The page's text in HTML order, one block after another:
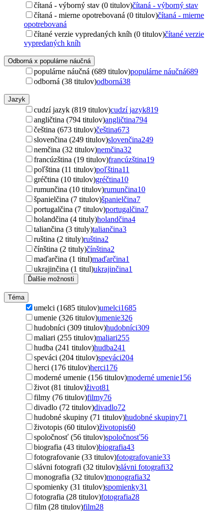
čítaná - výborný stav (0 titulov)čítaná - výborný stav
čítaná - mierne opotrebovaná (0 titulov)čítaná - mierne
opotrebovaná
čítané verzie vypredaných kníh (0 titulov)čítané verzie
vypredaných kníh
Odborná x populárne náučná
populárne náučná (689 titulov)populárne náučná689
odborná (38 titulov)odborná38
Jazyk
cudzí jazyk (819 titulov)cudzí jazyk819
angličtina (794 titulov)angličtina794
čeština (673 titulov)čeština673
slovenčina (249 titulov)slovenčina249
nemčina (32 titulov)nemčina32
francúzština (19 titulov)francúzština19
poľština (11 titulov)poľština11
gréčtina (10 titulov)gréčtina10
rumunčina (10 titulov)rumunčina10
španielčina (7 titulov)španielčina7
portugalčina (7 titulov)portugalčina7
holandčina (4 tituly)holandčina4
taliančina (3 tituly)taliančina3
ruština (2 tituly)ruština2
čínština (2 tituly)čínština2
maďarčina (1 titul)maďarčina1
ukrajinčina (1 titul)ukrajinčina1
Ďalšie možnosti
Téma
umelci (1685 titulov)umelci1685
umenie (326 titulov)umenie326
hudobníci (309 titulov)hudobníci309
maliari (255 titulov)maliari255
hudba (241 titulov)hudba241
speváci (204 titulov)speváci204
herci (176 titulov)herci176
moderné umenie (156 titulov)moderné umenie156
život (81 titulov)život81
filmy (76 titulov)filmy76
divadlo (72 titulov)divadlo72
hudobné skupiny (71 titulov)hudobné skupiny71
životopis (60 titulov)životopis60
spoločnosť (56 titulov)spoločnosť56
biografia (43 titulov)biografia43
fotografovanie (33 titulov)fotografovanie33
slávni fotografi (32 titulov)slávni fotografi32
monografia (32 titulov)monografia32
spomienky (31 titulov)spomienky31
fotografia (28 titulov)fotografia28
film (28 titulov)film28